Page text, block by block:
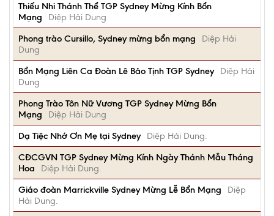
Thiếu Nhi Thánh Thể TGP Sydney Mừng Kính Bổn
Mạng
Diệp Hải Dung
Phong trào Cursillo, Sydney mừng bổn mạng
Diệp Hải
Dung
Bổn Mạng Liên Ca Đoàn Lê Bảo Tịnh TGP Sydney
Diệp Hải
Dung
Phong Trào Tôn Nữ Vương TGP Sydney Mừng Bổn
Mạng
Diệp Hải Dung
Dạ Tiệc Nhớ Ơn Mẹ tại Sydney
Diệp Hải Dung.
CĐCGVN TGP Sydney Mừng Kính Ngày Thánh Mẫu Tháng
Hoa
Diệp Hải Dung.
Giáo đoàn Marrickville Sydney Mừng Lễ Bổn Mạng
Diệp
Hải Dung.